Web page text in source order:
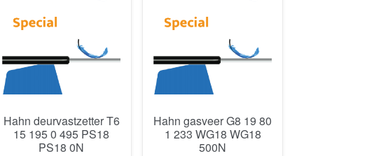
Hahn deurvastzetter T6
15 195 0 495 PS18
PS18 0N
Hahn gasveer G8 19 80
1 233 WG18 WG18
500N